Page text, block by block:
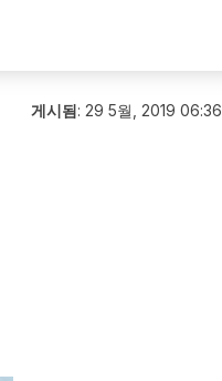
게시됨: 29 5월, 2019 06:36